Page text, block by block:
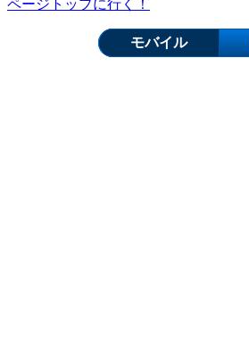
ページトップに行く！
モバイル